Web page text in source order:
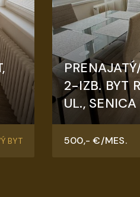
BYT
2-IZB. BYT
UL., SENICA
Robotnícka,
500,- €/MES.